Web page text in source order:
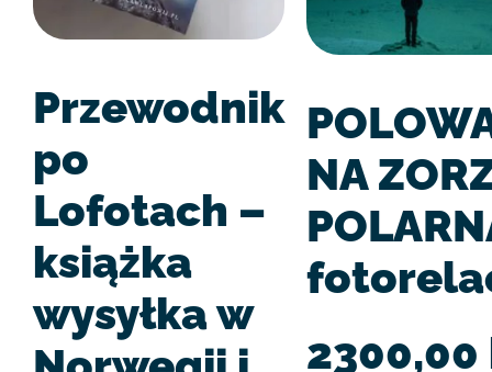
Przewodnik
po
Lofotach –
książka
wysyłka w
NA
2300,00